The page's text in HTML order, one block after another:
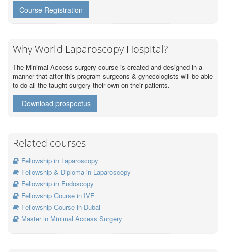
Course Registration
Why World Laparoscopy Hospital?
The Minimal Access surgery course is created and designed in a
manner that after this program surgeons & gynecologists will be able
to do all the taught surgery their own on their patients.
Download prospectus
Related courses
Fellowship in Laparoscopy
Fellowship & Diploma in Laparoscopy
Fellowship in Endoscopy
Fellowship Course in IVF
Fellowship Course in Dubai
Master in Minimal Access Surgery